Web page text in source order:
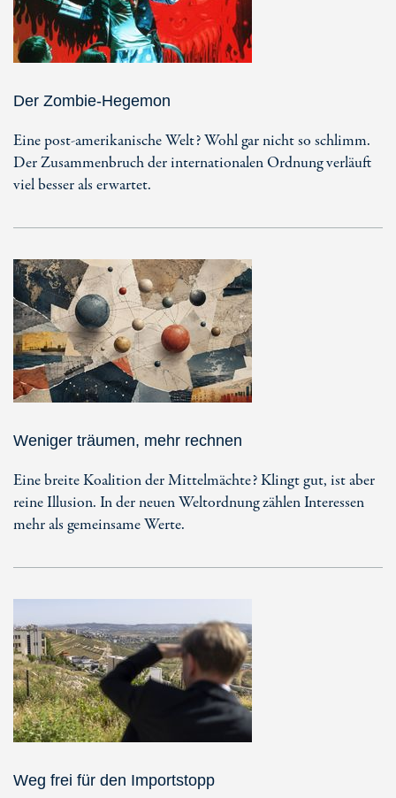
Der Zombie-Hegemon
Eine post-amerikanische Welt? Wohl gar nicht so schlimm.
Der Zusammenbruch der internationalen Ordnung verläuft
viel besser als erwartet.
Weniger träumen, mehr rechnen
Eine breite Koalition der Mittelmächte? Klingt gut, ist aber
reine Illusion. In der neuen Weltordnung zählen Interessen
mehr als gemeinsame Werte.
Weg frei für den Importstopp